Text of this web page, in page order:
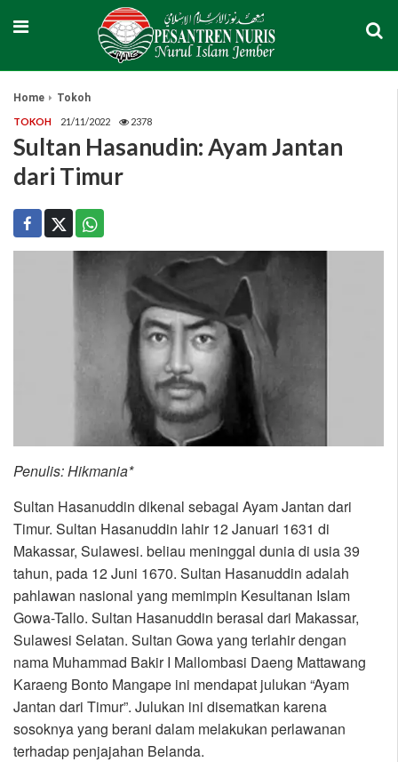
Home Tokoh
TOKOH 21/11/2022 2378
Sultan Hasanudin: Ayam Jantan
dari Timur
Penulis: Hikmania*
Sultan Hasanuddin dikenal sebagai Ayam Jantan dari
Timur. Sultan Hasanuddin lahir 12 Januari 1631 di
Makassar, Sulawesi. beliau meninggal dunia di usia 39
tahun, pada 12 Juni 1670. Sultan Hasanuddin adalah
pahlawan nasional yang memimpin Kesultanan Islam
Gowa-Tallo. Sultan Hasanuddin berasal dari Makassar,
Sulawesi Selatan. Sultan Gowa yang terlahir dengan
nama Muhammad Bakir I Mallombasi Daeng Mattawang
Karaeng Bonto Mangape ini mendapat julukan “Ayam
Jantan dari Timur”. Julukan ini disematkan karena
sosoknya yang berani dalam melakukan perlawanan
terhadap penjajahan Belanda.